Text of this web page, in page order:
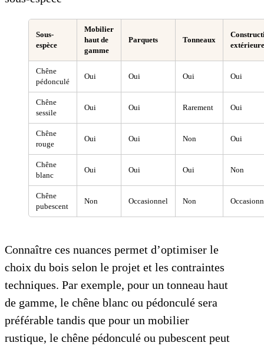
Sous-
espèce
Mobilier
haut de
gamme
Parquets Tonneaux
extérieure
Chêne
pédonculé
Oui Oui Oui Oui
Chêne
sessile
Oui Oui Rarement Oui
Chêne
rouge
Oui Oui Non Oui
Chêne
blanc
Oui Oui Oui Non
Chêne
pubescent
Non Occasionnel Non
Connaître ces nuances permet d’optimiser le
choix du bois selon le projet et les contraintes
techniques. Par exemple, pour un tonneau haut
de gamme, le chêne blanc ou pédonculé sera
préférable tandis que pour un mobilier
rustique, le chêne pédonculé ou pubescent peut